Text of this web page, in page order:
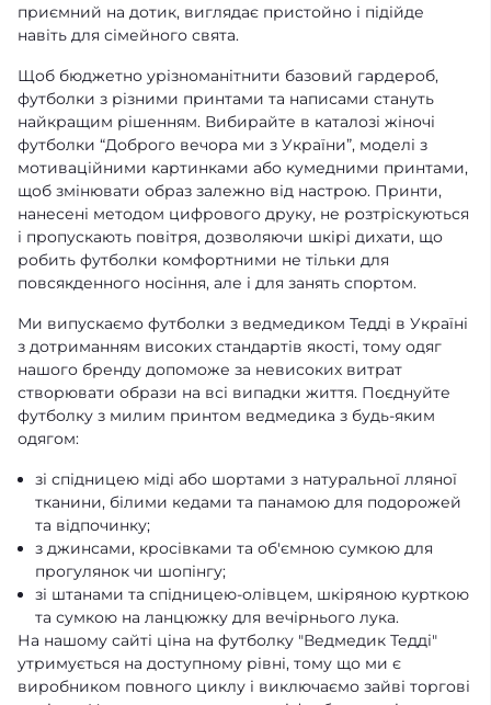
приємний на дотик, виглядає пристойно і підійде
навіть для сімейного свята.
Щоб бюджетно урізноманітнити базовий гардероб,
футболки з різними принтами та написами стануть
найкращим рішенням. Вибирайте в каталозі жіночі
футболки “Доброго вечора ми з України”, моделі з
мотиваційними картинками або кумедними принтами,
щоб змінювати образ залежно від настрою. Принти,
нанесені методом цифрового друку, не розтріскуються
і пропускають повітря, дозволяючи шкірі дихати, що
робить футболки комфортними не тільки для
повсякденного носіння, але і для занять спортом.
Ми випускаємо футболки з ведмедиком Тедді в Україні
з дотриманням високих стандартів якості, тому одяг
нашого бренду допоможе за невисоких витрат
створювати образи на всі випадки життя. Поєднуйте
футболку з милим принтом ведмедика з будь-яким
одягом:
зі спідницею міді або шортами з натуральної лляної
тканини, білими кедами та панамою для подорожей
та відпочинку;
з джинсами, кросівками та об'ємною сумкою для
прогулянок чи шопінгу;
зі штанами та спідницею-олівцем, шкіряною курткою
та сумкою на ланцюжку для вечірнього лука.
На нашому сайті ціна на футболку "Ведмедик Тедді"
утримується на доступному рівні, тому що ми є
виробником повного циклу і виключаємо зайві торгові